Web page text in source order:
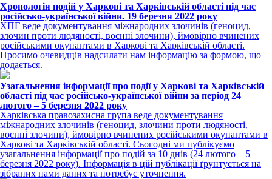
Хронологія подій у Харкові та Харківській області під час
російсько-української війни. 19 березня 2022 року
ХПГ веде документування міжнародних злочинів (геноцид,
злочин проти людяності, воєнні злочини), ймовірно вчинених
російськими окупантами в Харкові та Харківській області.
Просимо очевидців надсилати нам інформацію за формою, що
додається.
Узагальнення інформації про події у Харкові та Харківській
області під час російсько-української війни за період 24
лютого – 5 березня 2022 року
Харківська правозахисна група веде документування
міжнародних злочинів (геноцид, злочини проти людяності,
воєнні злочини), ймовірно вчинених російськими окупантами в
Харкові та Харківській області. Сьогодні ми публікуємо
узагальнення інформації про подій за 10 днів (24 лютого – 5
березня 2022 року). Інформація в цій публікації ґрунтується на
зібраних нами даних та потребує уточнення.